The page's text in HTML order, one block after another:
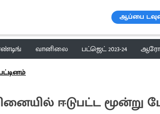
ஆப்பை
வானிலை பட்ஜெட் 2023-24
ஈடுபட்ட மூன்று